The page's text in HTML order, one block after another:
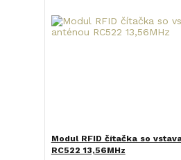
Modul RFID čítačka so
RC522 13,56MHz